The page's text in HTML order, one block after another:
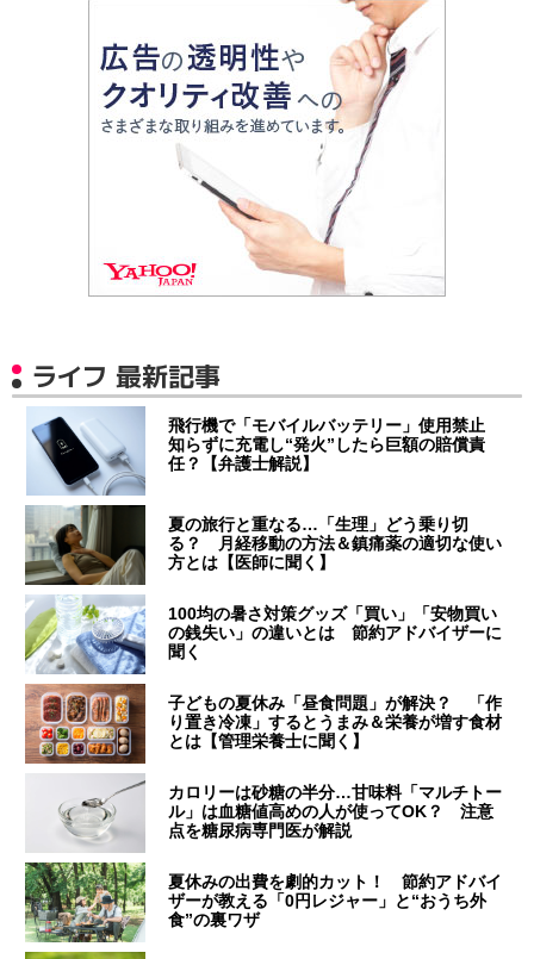
ライフ 最新記事
飛行機で「モバイルバッテリー」使用禁止
知らずに充電し“発火”したら巨額の賠償責
任？【弁護士解説】
夏の旅行と重なる…「生理」どう乗り切
る？ 月経移動の方法＆鎮痛薬の適切な使い
方とは【医師に聞く】
100均の暑さ対策グッズ「買い」「安物買い
の銭失い」の違いとは 節約アドバイザーに
聞く
子どもの夏休み「昼食問題」が解決？ 「作
り置き冷凍」するとうまみ＆栄養が増す食材
とは【管理栄養士に聞く】
カロリーは砂糖の半分…甘味料「マルチトー
ル」は血糖値高めの人が使ってOK？ 注意
点を糖尿病専門医が解説
夏休みの出費を劇的カット！ 節約アドバイ
ザーが教える「0円レジャー」と“おうち外
食”の裏ワザ